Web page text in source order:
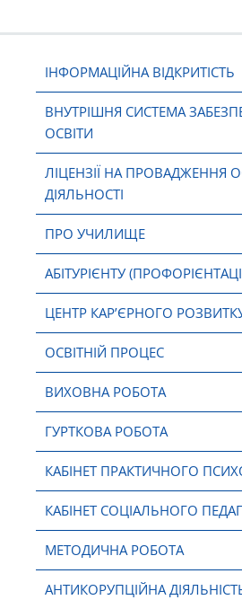
ІНФОРМАЦІЙНА ВІДКРИТІСТЬ
ВНУТРІШНЯ СИСТЕМА
ОСВІТИ
ЛІЦЕНЗІЇ НА ПРОВАДЖЕННЯ
ДІЯЛЬНОСТІ
ПРО УЧИЛИЩЕ
АБІТУРІЄНТУ
ЦЕНТР КАР’ЄРНОГО
ОСВІТНІЙ ПРОЦЕС
ВИХОВНА РОБОТА
ГУРТКОВА РОБОТА
КАБІНЕТ ПРАКТИЧНОГО
КАБІНЕТ СОЦІАЛЬНОГО
МЕТОДИЧНА РОБОТА
АНТИКОРУПЦІЙНА